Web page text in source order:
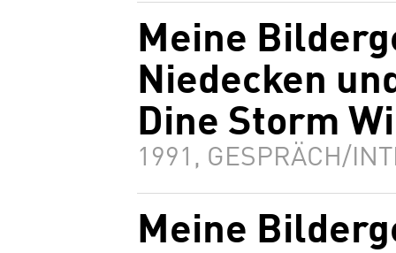
Meine
Niedecken
Dine Storm
1991, GESPRÄCH/
Meine